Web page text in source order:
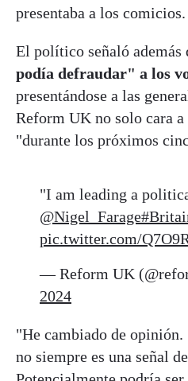
presentaba a los comicios.
El político señaló además
podía defraudar" a los
presentándose a las
Reform UK no solo cara a
"durante los próximos
"I am leading a
@Nigel_Farage
pic.twitter.com/
— Reform UK
2024
"He cambiado de
no siempre es una señal